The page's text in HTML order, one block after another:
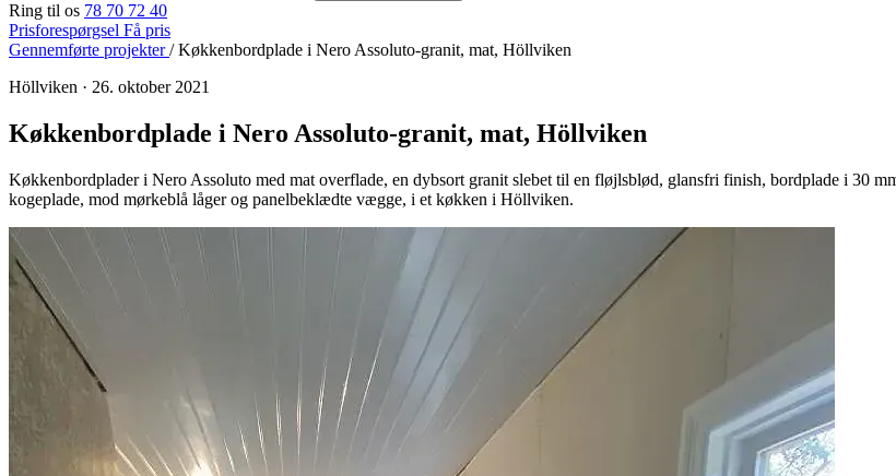
Ring til os 78 70 72 40
Prisforespørgsel Få pris
Gennemførte projekter/ Køkkenbordplade i Nero Assoluto-granit, mat, Höllviken
Höllviken · 26. oktober 2021
Køkkenbordplade i Nero Assoluto-granit, mat, Höllviken
Køkkenbordplader i Nero Assoluto med mat overflade, en dybsort granit slebet til en fløjlsblød, glansfri finish, bordplade i 30
kogeplade, mod mørkeblå låger og panelbeklædte vægge, i et køkken i Höllviken.